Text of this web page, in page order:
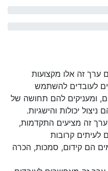
ערך זה אלו מקצועות
לעובדים להשתמש
ומעניקים להם תחושה של
יכולות והישגיות.
זה מציעים התקדמות,
לעיתים קרובות
הם קידום, סמכות, הכרה